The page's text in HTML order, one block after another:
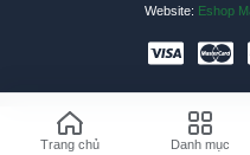
Website: Eshop
Trang chủ Danh mục